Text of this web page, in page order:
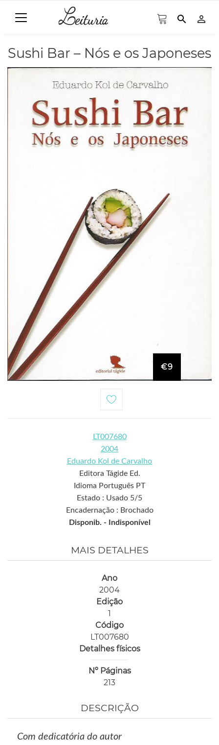
search person_outline
Sushi Bar – Nós e os Japoneses
€9
LT007680
2004
Eduardo Kol de Carvalho
Editora Tágide Ed.
Idioma Português PT
Estado : Usado 5/5
Encadernação : Brochado
Disponib. -
Indisponível
MAIS DETALHES
Ano
2004
Edição
1
Código
LT007680
Detalhes físicos
Nº Páginas
213
DESCRIÇÃO
Com dedicatória do autor